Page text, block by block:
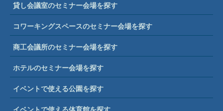
貸し会議室のセミナー会場を探す
コワーキングスペースのセミナー会場を探す
商工会議所のセミナー会場を探す
ホテルのセミナー会場を探す
イベントで使える公園を探す
イベントで使える体育館を探す